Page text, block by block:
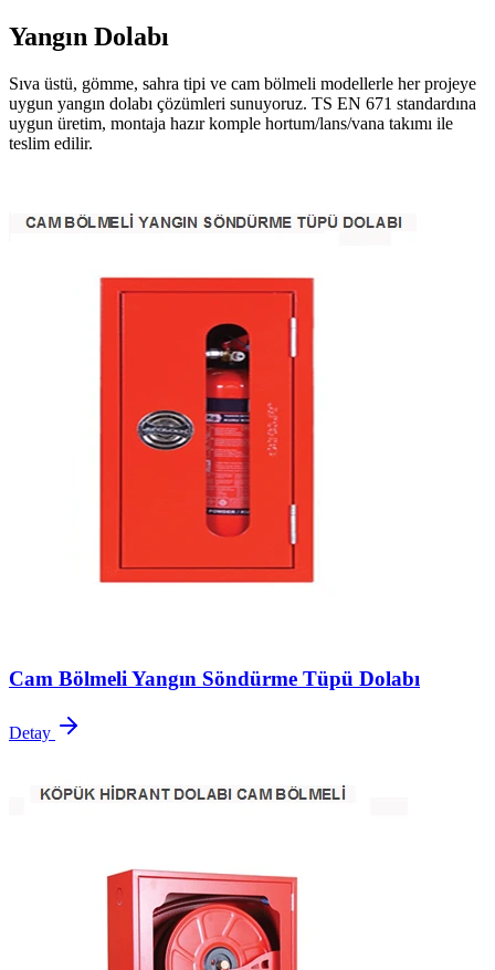
Yangın Dolabı
Sıva üstü, gömme, sahra tipi ve cam bölmeli modellerle her projeye
uygun yangın dolabı çözümleri sunuyoruz. TS EN 671 standardına
uygun üretim, montaja hazır komple hortum/lans/vana takımı ile
teslim edilir.
Cam Bölmeli Yangın Söndürme Tüpü Dolabı
Detay